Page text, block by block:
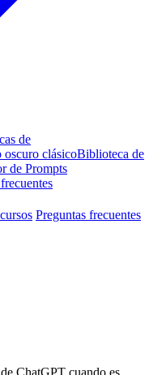
de
oscuro clásicoBiblioteca de
de Prompts
Preguntas frecuentes
ChatGPT cuando es